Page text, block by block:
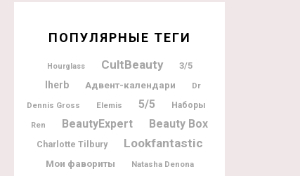
ПОПУЛЯРНЫЕ ТЕГИ
Hourglass CultBeauty 3/5
Iherb Адвент-календари
Dr
Dennis Gross
Elemis 5/5 Наборы
Ren BeautyExpert Beauty Box
Charlotte Tilbury Lookfantastic
Мои фавориты Natasha Denona